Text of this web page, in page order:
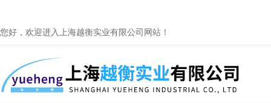
您好，欢迎进入上海越衡实业有限公司网站！